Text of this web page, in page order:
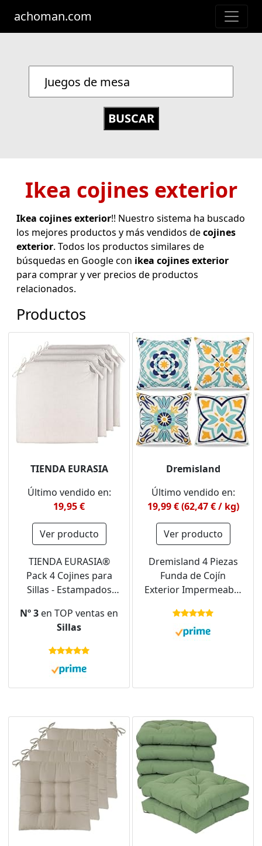
achoman.com
Ikea cojines exterior
Ikea cojines exterior!! Nuestro sistema ha buscado
los mejores productos y más vendidos decojines
exterior. Todos los productos similares de
búsquedas en Google con ikea cojines exterior
para comprar y ver precios de productos
relacionados.
Productos
TIENDA EURASIA
Último vendido en:
19,95 €
Ver producto
TIENDA EURASIA®
Pack 4 Cojines para
Sillas - Estampados
Sujeción - Ideal para
Interiores y Exteriores
- 40 x 40 x 3 cm
Nº 3 en TOP ventas en
Sillas
Dremisland
Último vendido en:
19,99 € (62,47 € / kg)
Ver producto
Dremisland 4 Piezas
Funda de Cojín
Exterior Impermeable
Fundas de Almohada
Decorativa Boho Cojín